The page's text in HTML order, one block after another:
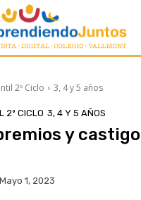
2º Ciclo 3, 4 y 5 años
2º CICLO 3, 4 Y 5 AÑOS
y
Mayo 1, 2023